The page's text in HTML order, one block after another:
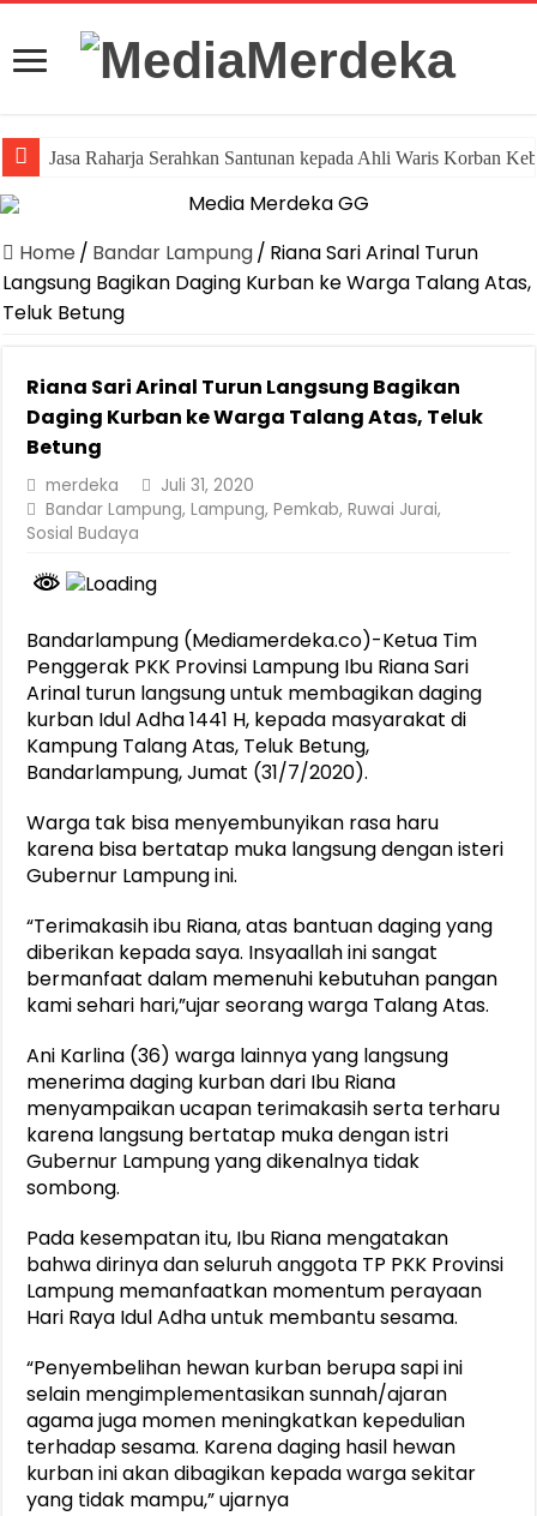
Jasa Raharja Serahkan Santunan kepada Ahli Waris Korban
Home / Bandar Lampung/ Riana Sari Arinal Turun
Langsung Bagikan Daging Kurban ke Warga Talang Atas,
Teluk Betung
Riana Sari Arinal Turun Langsung Bagikan
Daging Kurban ke Warga Talang Atas, Teluk
Betung
merdeka
Juli 31, 2020
Bandar Lampung,Lampung,Pemkab,Ruwai Jurai,
Sosial Budaya
Bandarlampung (Mediamerdeka.co)-Ketua Tim
Penggerak PKK Provinsi Lampung Ibu Riana Sari
Arinal turun langsung untuk membagikan daging
kurban Idul Adha 1441 H, kepada masyarakat di
Kampung Talang Atas, Teluk Betung,
Bandarlampung, Jumat (31/7/2020).
Warga tak bisa menyembunyikan rasa haru
karena bisa bertatap muka langsung dengan isteri
Gubernur Lampung ini.
“Terimakasih ibu Riana, atas bantuan daging yang
diberikan kepada saya. Insyaallah ini sangat
bermanfaat dalam memenuhi kebutuhan pangan
kami sehari hari,”ujar seorang warga Talang Atas.
Ani Karlina (36) warga lainnya yang langsung
menerima daging kurban dari Ibu Riana
menyampaikan ucapan terimakasih serta terharu
karena langsung bertatap muka dengan istri
Gubernur Lampung yang dikenalnya tidak
sombong.
Pada kesempatan itu, Ibu Riana mengatakan
bahwa dirinya dan seluruh anggota TP PKK Provinsi
Lampung memanfaatkan momentum perayaan
Hari Raya Idul Adha untuk membantu sesama.
“Penyembelihan hewan kurban berupa sapi ini
selain mengimplementasikan sunnah/ajaran
agama juga momen meningkatkan kepedulian
terhadap sesama. Karena daging hasil hewan
kurban ini akan dibagikan kepada warga sekitar
yang tidak mampu,” ujarnya